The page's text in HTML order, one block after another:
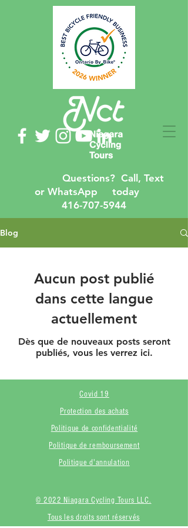
Questions? Call, Text
or WhatsApp today
416-707-5944
Blog
Aucun post publié
dans cette langue
actuellement
Dès que de nouveaux posts seront
publiés, vous les verrez ici.
Covid 19
Protection des achats
Politique de confidentialité
Politique de remboursement
Politique d'annulation
© 2022 Niagara Cycling Tours LLC.
Tous les droits sont réservés